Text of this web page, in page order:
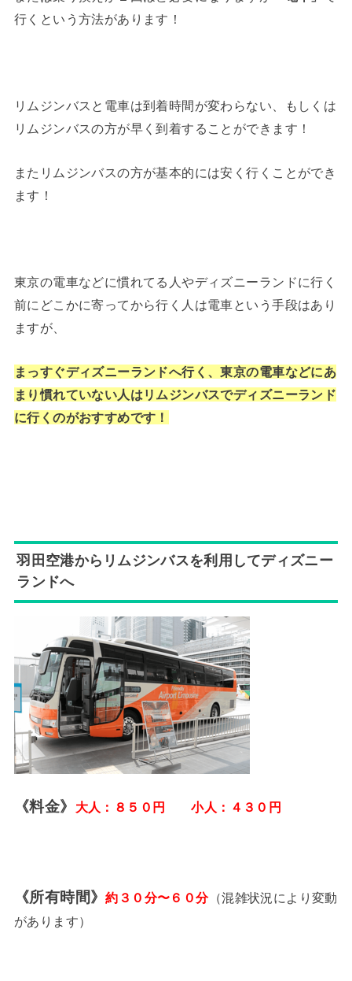
行くという方法があります！
リムジンバスと電車は到着時間が変わらない、もしくは
リムジンバスの方が早く到着することができます！
またリムジンバスの方が基本的には安く行くことができ
ます！
東京の電車などに慣れてる人やディズニーランドに行く
前にどこかに寄ってから行く人は電車という手段はあり
ますが、
まっすぐディズニーランドへ行く、東京の電車などにあ
まり慣れていない人はリムジンバスでディズニーランド
に行くのがおすすめです！
羽田空港からリムジンバスを利用してディズニー
ランドへ
《料金》 大人：８５０円 小人：４３０円
《所有時間》約３０分〜６０分（混雑状況により変動
があります）